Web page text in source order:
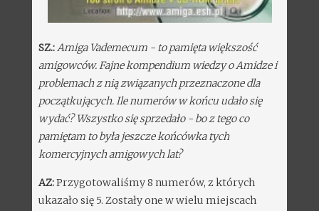
SZ.:Amiga Vademecum - to pamięta większość
amigowców. Fajne kompendium wiedzy o Amidze i
problemach z nią związanych przeznaczone dla
początkujących. Ile numerów w końcu udało się
wydać? Wszystko się sprzedało - bo z tego co
pamiętam to była jeszcze końcówka tych
komercyjnych amigowych lat?
AZ:Przygotowaliśmy 8 numerów, z których
ukazało się 5. Zostały one w wielu miejscach